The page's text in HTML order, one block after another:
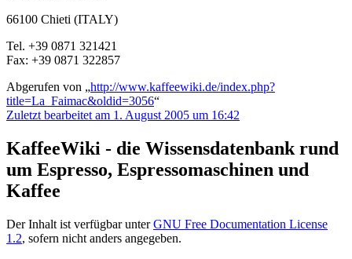
66100 Chieti (ITALY)
Tel. +39 0871 321421
Fax: +39 0871 322857
Abgerufen von „http://www.kaffeewiki.de/index.php?
title=La_Faimac&oldid=3056“
Zuletzt bearbeitet am 1. August 2005 um 16:42
KaffeeWiki - die Wissensdatenbank rund
um Espresso, Espressomaschinen und
Kaffee
Der Inhalt ist verfügbar unterGNU Free Documentation License
1.2, sofern nicht anders angegeben.